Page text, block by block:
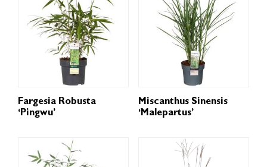
Fargesia Robusta
‘Pingwu’
Miscanthus Sinensis
‘Malepartus’